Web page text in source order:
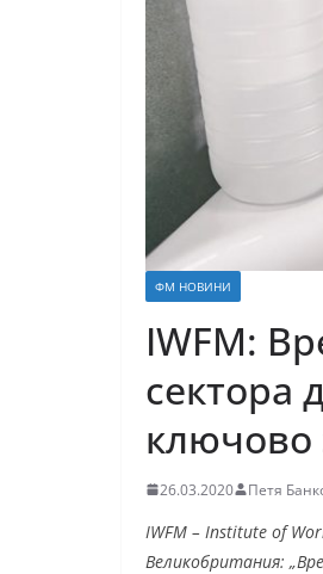
ФМ НОВИНИ
IWFM:
сектора
ключово
26.03.2020 Петя
IWFM – Institute of
Великобритания: